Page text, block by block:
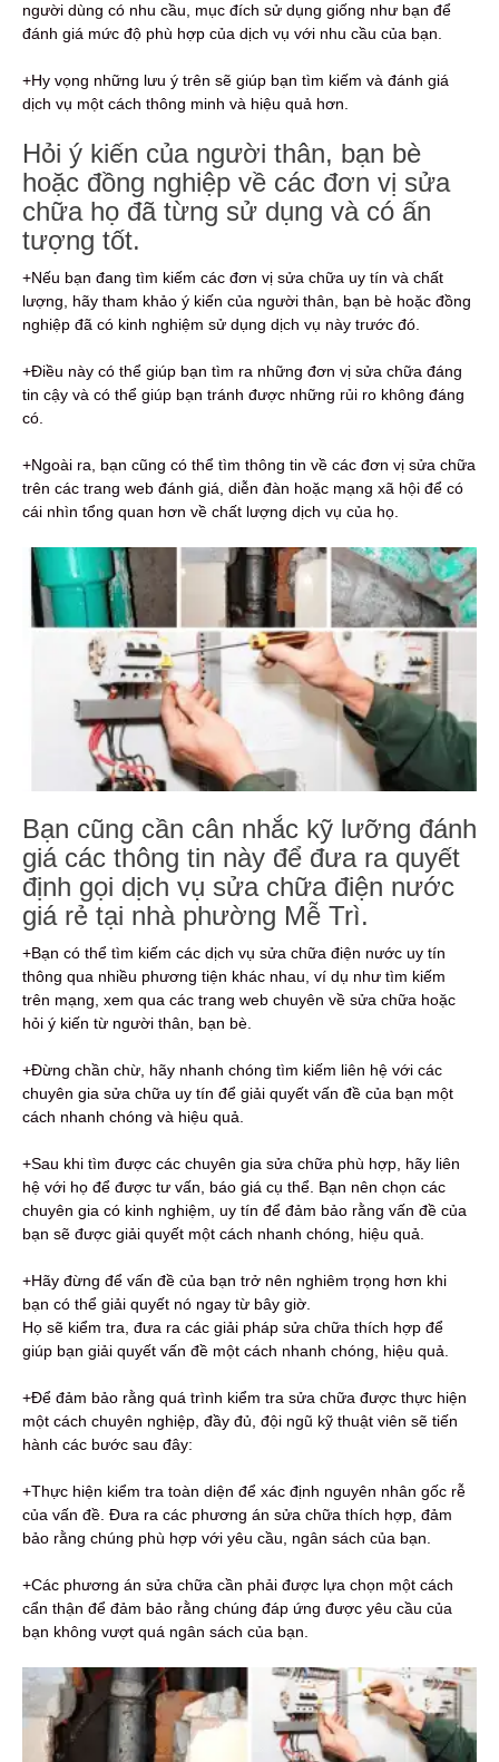
người dùng có nhu cầu, mục đích sử dụng giống như bạn để
đánh giá mức độ phù hợp của dịch vụ với nhu cầu của bạn.
+Hy vọng những lưu ý trên sẽ giúp bạn tìm kiếm và đánh giá
dịch vụ một cách thông minh và hiệu quả hơn.
Hỏi ý kiến ​​của người thân, bạn bè
hoặc đồng nghiệp về các đơn vị sửa
chữa họ đã từng sử dụng và có ấn
tượng tốt.
+Nếu bạn đang tìm kiếm các đơn vị sửa chữa uy tín và chất
lượng, hãy tham khảo ý kiến ​​của người thân, bạn bè hoặc đồng
nghiệp đã có kinh nghiệm sử dụng dịch vụ này trước đó.
+Điều này có thể giúp bạn tìm ra những đơn vị sửa chữa đáng
tin cậy và có thể giúp bạn tránh được những rủi ro không đáng
có.
+Ngoài ra, bạn cũng có thể tìm thông tin về các đơn vị sửa chữa
trên các trang web đánh giá, diễn đàn hoặc mạng xã hội để có
cái nhìn tổng quan hơn về chất lượng dịch vụ của họ.
Bạn cũng cần cân nhắc kỹ lưỡng đánh
giá các thông tin này để đưa ra quyết
định gọi dịch vụ sửa chữa điện nước
giá rẻ tại nhà phường Mễ Trì.
+Bạn có thể tìm kiếm các dịch vụ sửa chữa điện nước uy tín
thông qua nhiều phương tiện khác nhau, ví dụ như tìm kiếm
trên mạng, xem qua các trang web chuyên về sửa chữa hoặc
hỏi ý kiến từ người thân, bạn bè.
+Đừng chần chừ, hãy nhanh chóng tìm kiếm liên hệ với các
chuyên gia sửa chữa uy tín để giải quyết vấn đề của bạn một
cách nhanh chóng và hiệu quả.
+Sau khi tìm được các chuyên gia sửa chữa phù hợp, hãy liên
hệ với họ để được tư vấn, báo giá cụ thể. Bạn nên chọn các
chuyên gia có kinh nghiệm, uy tín để đảm bảo rằng vấn đề của
bạn sẽ được giải quyết một cách nhanh chóng, hiệu quả.
+Hãy đừng để vấn đề của bạn trở nên nghiêm trọng hơn khi
bạn có thể giải quyết nó ngay từ bây giờ.
Họ sẽ kiểm tra, đưa ra các giải pháp sửa chữa thích hợp để
giúp bạn giải quyết vấn đề một cách nhanh chóng, hiệu quả.
+Để đảm bảo rằng quá trình kiểm tra sửa chữa được thực hiện
một cách chuyên nghiệp, đầy đủ, đội ngũ kỹ thuật viên sẽ tiến
hành các bước sau đây:
+Thực hiện kiểm tra toàn diện để xác định nguyên nhân gốc rễ
của vấn đề. Đưa ra các phương án sửa chữa thích hợp, đảm
bảo rằng chúng phù hợp với yêu cầu, ngân sách của bạn.
+Các phương án sửa chữa cần phải được lựa chọn một cách
cẩn thận để đảm bảo rằng chúng đáp ứng được yêu cầu của
bạn không vượt quá ngân sách của bạn.